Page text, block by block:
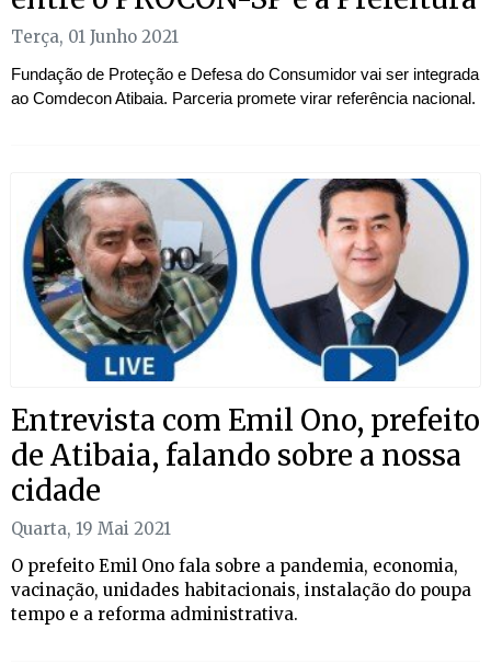
Terça, 01 Junho 2021
Fundação de Proteção e Defesa do Consumidor vai ser integrada
ao Comdecon Atibaia. Parceria promete virar referência nacional.
Entrevista com Emil Ono, prefeito
de Atibaia, falando sobre a nossa
cidade
Quarta, 19 Mai 2021
O prefeito Emil Ono fala sobre a pandemia, economia,
vacinação, unidades habitacionais, instalação do poupa
tempo e a reforma administrativa.